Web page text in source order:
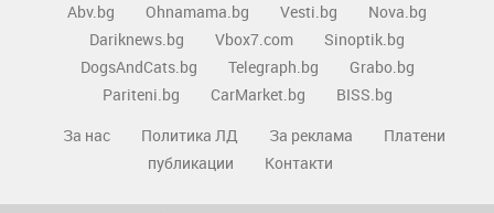
Abv.bg Ohnamama.bg Vesti.bg
Nova.bg
Dariknews.bg
Vbox7.com
Sinoptik.bg
DogsAndCats.bg
Telegraph.bg
Grabo.bg
Pariteni.bg
CarMarket.bg
BISS.bg
За нас
Политика ЛД За реклама
Платени
публикации
Контакти